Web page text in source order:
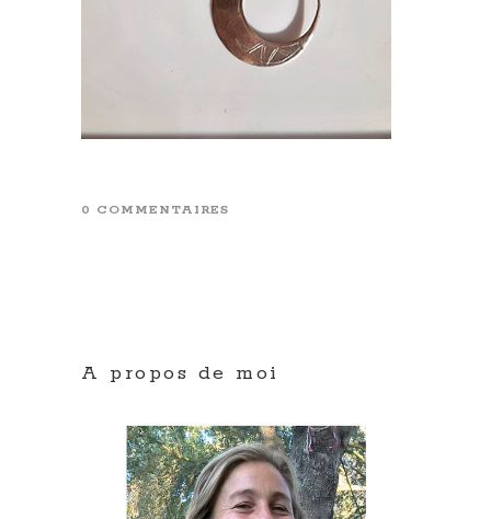
0 COMMENTAIRES
A propos de moi